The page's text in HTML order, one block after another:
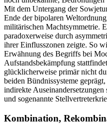
Mit dem Untergang der
Ende der bipolaren
militärischen Machtsymmetrie.
paradoxerweise durch
ihrer Einflusszonen zeigte. So
Erwähnung des Begriffs bei
Aufstandsbekämpfung
glücklicherweise primär nicht
beiden Bündnissysteme
indirekte
und sogenannte
Kombination,